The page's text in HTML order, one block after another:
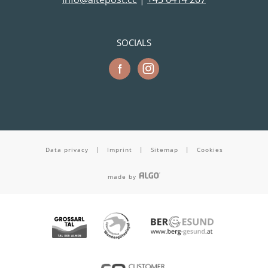
SOCIALS
Data privacy | Imprint | Sitemap | Cookies
made by